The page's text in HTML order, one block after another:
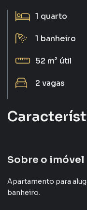
1 quarto
1 banheiro
52 m² útil
2 vagas
Elevador
Portaria 24h
Sobre o imóvel
Apartamento para
banheiro.